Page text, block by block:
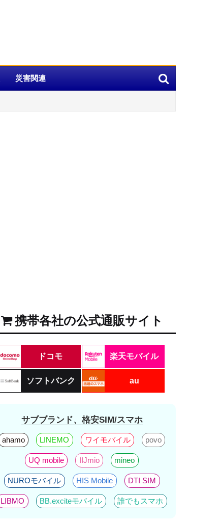
災害関連
携帯各社の公式通販サイト
ドコモ 楽天モバイル
ソフトバンク au
サブブランド、格安SIM/スマホ
ahamo LINEMO ワイモバイル povo
UQ mobile IIJmio mineo
NUROモバイル HIS Mobile DTI SIM
LIBMO BB.exciteモバイル 誰でもスマホ